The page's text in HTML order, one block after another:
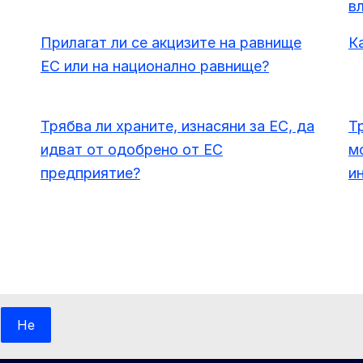
Прилагат ли се акцизите на равнище
ЕС или на национално равнище?
Трябва ли храните, изнасяни за ЕС, да
идват от одобрено от ЕС
предприятие?
Не